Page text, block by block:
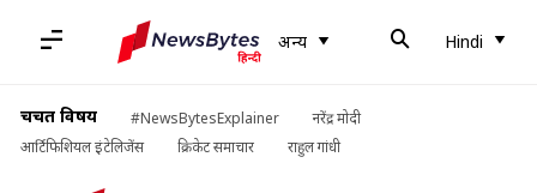
अन्य Hindi
चर्चित विषय #NewsBytesExplainer
नरेंद्र मोदी
आर्टिफिशियल इंटेलिजेंस
क्रिकेट समाचार राहुल गांधी